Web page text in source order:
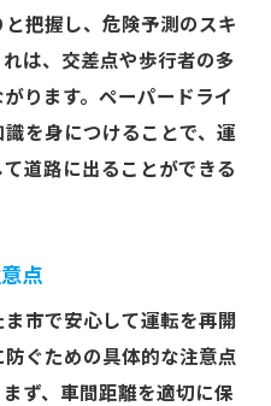
把握し、危険予測のスキ
は、交差点や歩行者の多
ります。ペーパードライ
を身につけることで、運
道路に出ることができる
点
市で安心して運転を再開
ぐための具体的な注意点
ず、車間距離を適切に保